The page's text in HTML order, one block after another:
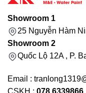
Showroom 1
25 Nguyễn Hàm
Showroom 2
Quốc Lộ 12A , P.
Email :